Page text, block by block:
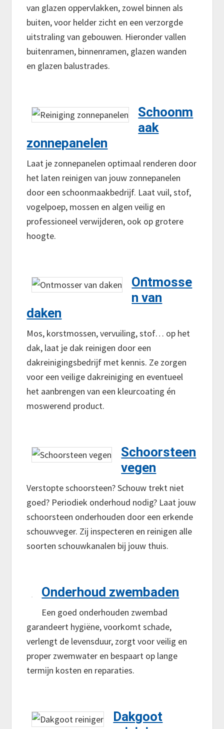
van glazen oppervlakken, zowel binnen als
buiten, voor helder zicht en een verzorgde
uitstraling van gebouwen. Hieronder vallen
buitenramen, binnenramen, glazen wanden
en glazen balustrades.
Schoonm
aak
zonnepanelen
Laat je zonnepanelen optimaal renderen door
het laten reinigen van jouw zonnepanelen
door een schoonmaakbedrijf. Laat vuil, stof,
vogelpoep, mossen en algen veilig en
professioneel verwijderen, ook op grotere
hoogte.
Ontmosse
n van
daken
Mos, korstmossen, vervuiling, stof… op het
dak, laat je dak reinigen door een
dakreinigingsbedrijf met kennis. Ze zorgen
voor een veilige dakreiniging en eventueel
het aanbrengen van een kleurcoating én
moswerend product.
Schoorsteen
vegen
Verstopte schoorsteen? Schouw trekt niet
goed? Periodiek onderhoud nodig? Laat jouw
schoorsteen onderhouden door een erkende
schouwveger. Zij inspecteren en reinigen alle
soorten schouwkanalen bij jouw thuis.
Onderhoud zwembaden
Een goed onderhouden zwembad
garandeert hygiëne, voorkomt schade,
verlengt de levensduur, zorgt voor veilig en
proper zwemwater en bespaart op lange
termijn kosten en reparaties.
Dakgoot